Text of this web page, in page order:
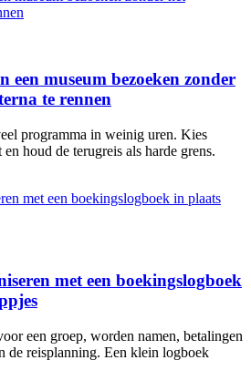
een museum bezoeken zonder
te rennen
programma in weinig uren. Kies
houd de terugreis als harde grens.
met een boekingslogboek
een groep, worden namen, betalingen
de reisplanning. Een klein logboek